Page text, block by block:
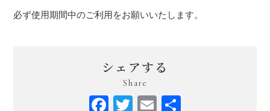
必ず使用期間中のご利用をお願いいたします。
シェアする
Share
Facebook
Twitter
Email